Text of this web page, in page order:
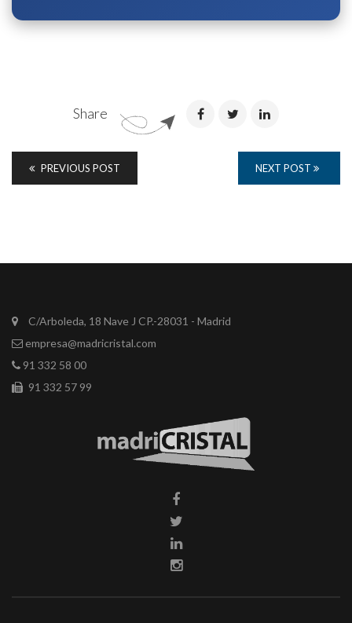
Share
PREVIOUS POST NEXT POST
C/Arboleda, 18 Nave J CP.-28031 - Madrid
empresa@madricristal.com
91 332 58 00
91 332 57 99